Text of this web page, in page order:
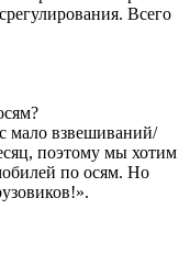
Всего
мало взвешиваний/
поэтому мы хотим
по осям. Но